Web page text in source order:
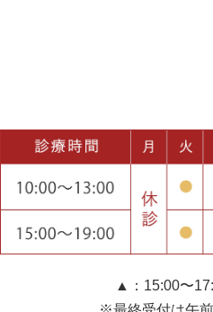
▲：15:00〜